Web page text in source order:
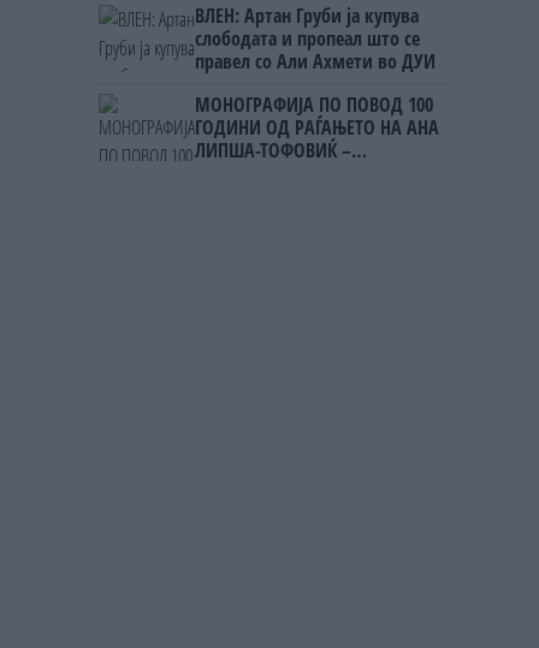
ВЛЕН: Артан Груби ја купува
слободата и пропеал што се
правел со Али Ахмети во ДУИ
МОНОГРАФИЈА ПО ПОВОД 100
ГОДИНИ ОД РАЃАЊЕТО НА АНА
ЛИПША-ТОФОВИЌ –